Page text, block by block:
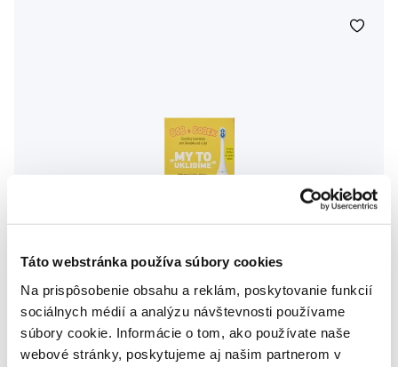
Táto webstránka používa súbory cookies
Na prispôsobenie obsahu a reklám, poskytovanie funkcií
sociálnych médií a analýzu návštevnosti používame
súbory cookie. Informácie o tom, ako používate naše
webové stránky, poskytujeme aj našim partnerom v